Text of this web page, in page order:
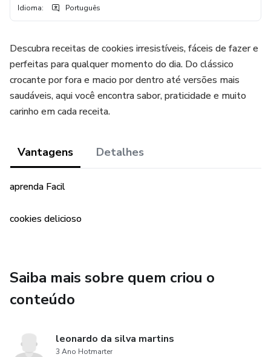
Idioma: Português
Descubra receitas de cookies irresistíveis, fáceis de fazer e
perfeitas para qualquer momento do dia. Do clássico
crocante por fora e macio por dentro até versões mais
saudáveis, aqui você encontra sabor, praticidade e muito
carinho em cada receita.
Vantagens Detalhes
aprenda Facil
cookies delicioso
Saiba mais sobre quem criou o
conteúdo
leonardo da silva martins
3 Ano Hotmarter